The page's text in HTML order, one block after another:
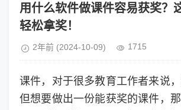
用什么软件做课件容易获奖？
轻松拿奖！
2年前 (2024-10-09) 1715
课件，对于很多教育工作者来说，
但想要做出一份能获奖的课件，